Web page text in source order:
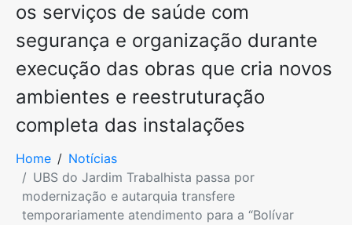
os serviços de saúde com
segurança e organização durante
execução das obras que cria novos
ambientes e reestruturação
completa das instalações
Home
Notícias
UBS do Jardim Trabalhista passa por
modernização e autarquia transfere
temporariamente atendimento para a “Bolívar